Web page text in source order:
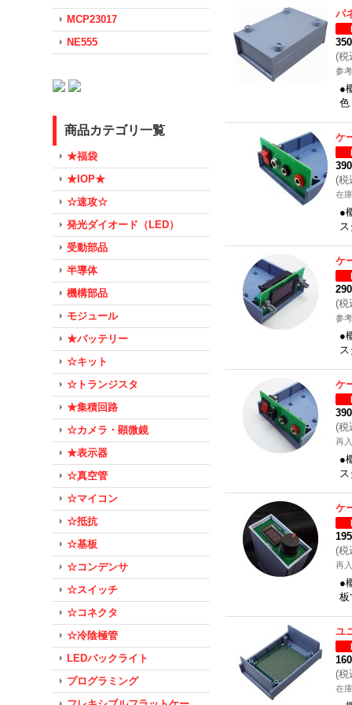
MCP23017
NE555
商品カテゴリ一覧
★福袋
★IOP★
☆速攻☆
発光ダイオード（LED）
受動部品
半導体
機構部品
モジュール
★バッテリー
☆キット
☆トランジスタ
★集積回路
☆カメラ・顕微鏡
★表示器
☆真空管
☆マイコン
☆抵抗
☆基板
☆コンデンサ
☆スイッチ
☆コネクタ
☆冷陰極管
LEDバックライト
プログラミング
パ
(税
参
●
色
ケ
(税
在
●
ケ
(税
参
●
ケ
(税
再
●
ケ
(税
再
●
板
ユ
(税
在